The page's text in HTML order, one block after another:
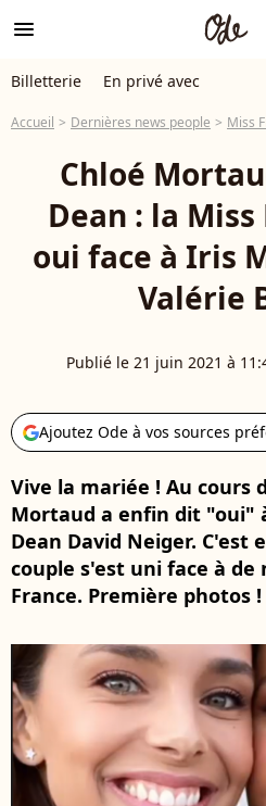
menu
Billetterie En privé avec
Accueil Dernières news people Miss
Chloé
Dean : la
oui face à Iris
Valérie
Publié le 21 juin 2021 à
Ajoutez Ode à vos sources
Vive la mariée ! Au cours
Mortaud a enfin dit "oui"
Dean David Neiger. C'est
couple s'est uni face à de
France. Première photos !